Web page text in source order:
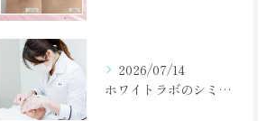
2026/07/14
ホワイトラボのシミ取り放題！肝斑もOK！！